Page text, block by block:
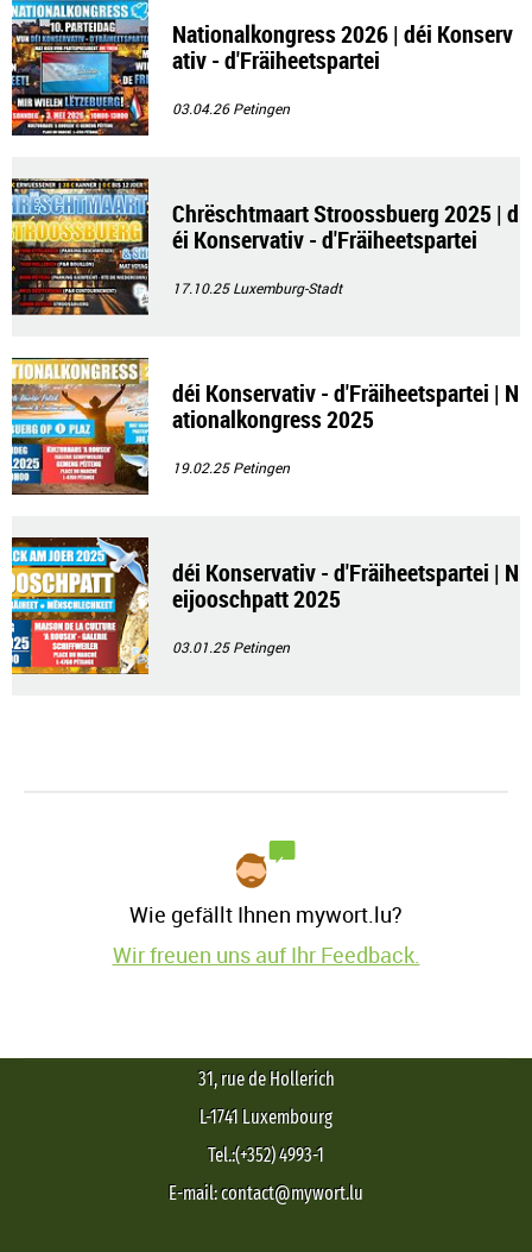
Nationalkongress 2026 | déi Konserv
ativ - d'Fräiheetspartei
03.04.26Petingen
Chrëschtmaart Stroossbuerg 2025 | d
éi Konservativ - d'Fräiheetspartei
17.10.25Luxemburg-Stadt
déi Konservativ - d'Fräiheetspartei | N
ationalkongress 2025
19.02.25Petingen
déi Konservativ - d'Fräiheetspartei | N
eijooschpatt 2025
03.01.25Petingen
Wie gefällt Ihnen mywort.lu?
Wir freuen uns auf Ihr Feedback.
31, rue de Hollerich
L-1741 Luxembourg
Tel.:(+352) 4993-1
E-mail: contact@mywort.lu